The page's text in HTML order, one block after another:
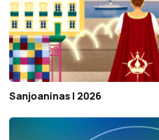
Sanjoaninas | 2026